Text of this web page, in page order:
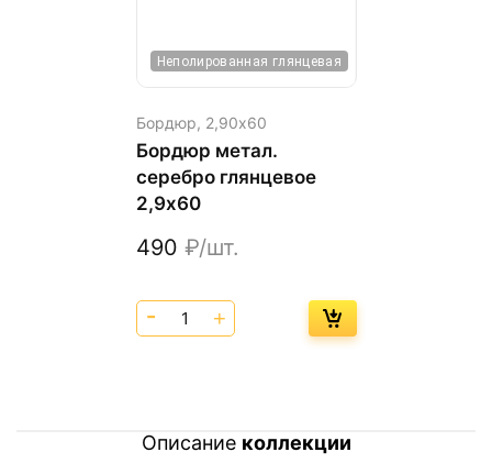
Неполированная глянцевая
Бордюр, 2,90х60
Бордюр метал.
серебро глянцевое
2,9х60
490 ₽/шт.
Описание коллекции